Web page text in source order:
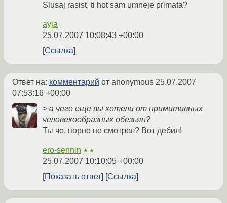
Slusaj rasist, ti hot sam umneje primata?
ayja
25.07.2007 10:08:43 +00:00
Ссылка
Ответ на: комментарий от anonymous 25.07.2007
07:53:16 +00:00
> а чего еще вы хотели от примитивных
человекообразных обезьян?
Ты чо, порно не смотрел? Вот дебил!
ero-sennin ★★
25.07.2007 10:10:05 +00:00
Показать ответ
Ссылка